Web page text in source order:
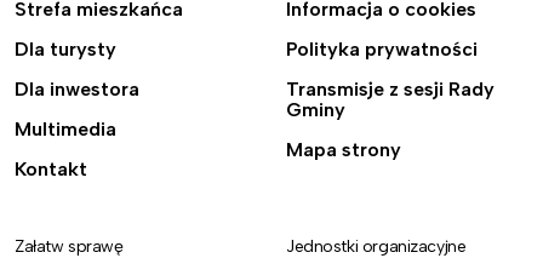
Strefa mieszkańca
Dla turysty
Dla inwestora
Multimedia
Kontakt
Informacja o cookies
Polityka prywatności
Transmisje z sesji Rady
Gminy
Mapa strony
Załatw sprawę Jednostki organizacyjne